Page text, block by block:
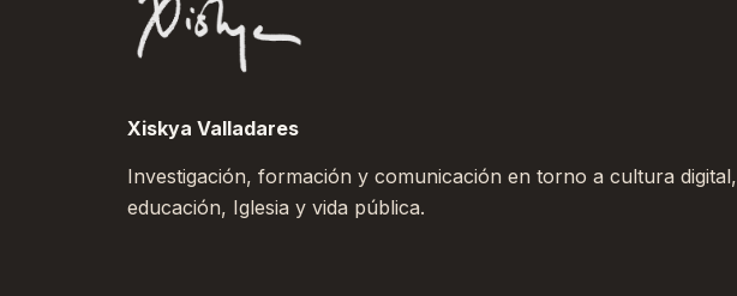
Xiskya Valladares
Investigación, formación y comunicación en torno a cultura digital,
educación, Iglesia y vida pública.